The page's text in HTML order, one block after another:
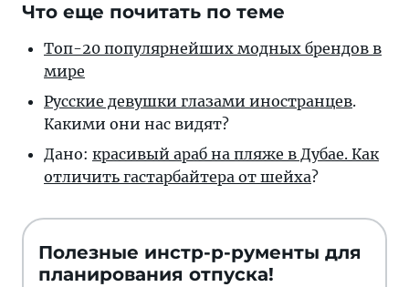
Что еще почитать по теме
Топ-20 популярнейших модных брендов в
мире
Русские девушки глазами иностранцев.
Какими они нас видят?
Дано: красивый араб на пляже в Дубае. Как
отличить гастарбайтера от шейха?
Полезные инстр-р-рументы для
планирования отпуска!